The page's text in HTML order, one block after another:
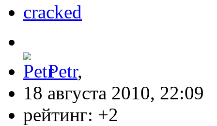
cracked
Petr,
18 августа 2010, 22:09
рейтинг: +2